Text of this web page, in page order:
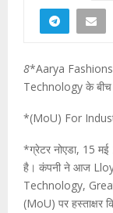
8*Aarya
Technology के बीच
*(MoU) For
*ग्रेटर नोएडा, 15
है। कंपनी ने आज
Technology,
(MoU) पर